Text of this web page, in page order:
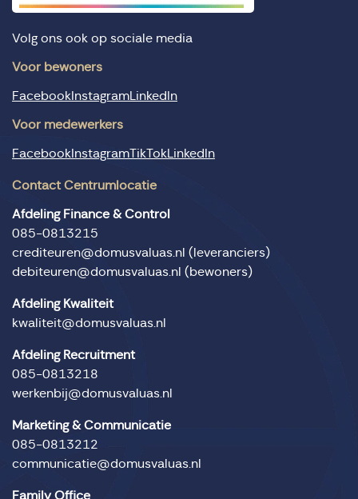
Volg ons ook op sociale media
Voor bewoners
FacebookInstagramLinkedIn
Voor medewerkers
FacebookInstagramTikTokLinkedIn
Contact Centrumlocatie
Afdeling Finance & Control
085-0813215
crediteuren@domusvaluas.nl (leveranciers)
debiteuren@domusvaluas.nl (bewoners)
Afdeling Kwaliteit
kwaliteit@domusvaluas.nl
Afdeling Recruitment
085-0813218
werkenbij@domusvaluas.nl
Marketing & Communicatie
085-0813212
communicatie@domusvaluas.nl
Family Office